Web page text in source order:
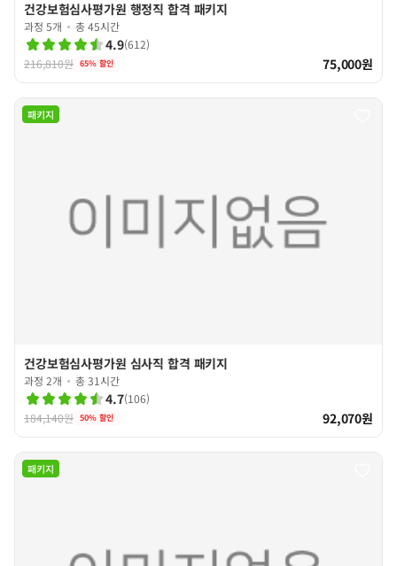
건강보험심사평가원 행정직 합격 패키지
과정 5개 총 45시간
4.9(612)
216,810원 65% 할인 75,000원
패키지
건강보험심사평가원 심사직 합격 패키지
과정 2개 총 31시간
4.7(106)
184,140원 50% 할인 92,070원
패키지